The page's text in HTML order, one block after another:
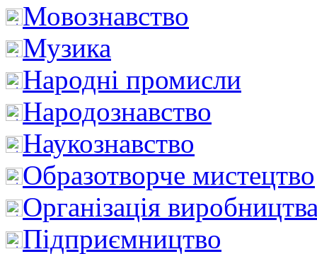
Мовознавство
Музика
Народні промисли
Народознавство
Наукознавство
Образотворче мистецтво
Організація
Підприємництво